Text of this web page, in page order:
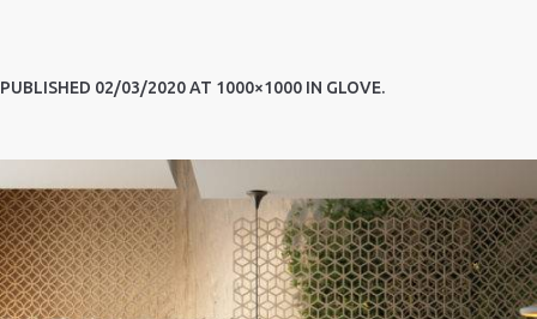
PUBLISHED 02/03/2020AT 1000×1000 IN GLOVE.